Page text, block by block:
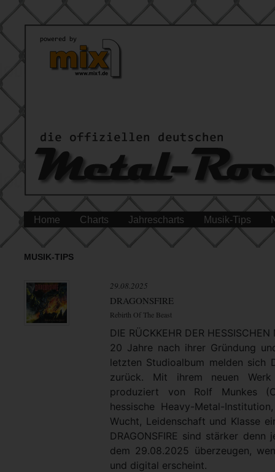
Home Charts Jahrescharts Musik-Tips
MUSIK-TIPS
29.08.2025
DRAGONSFIRE
Rebirth Of The Beast
DIE RÜCKKEHR DER
20 Jahre nach ihrer Gründung
letzten Studioalbum melden sich
zurück. Mit ihrem neuen
produziert von Rolf Munkes
hessische Heavy-Metal-
Wucht, Leidenschaft und Klasse
DRAGONSFIRE sind stärker
dem 29.08.2025 überzeugen,
und digital erscheint.